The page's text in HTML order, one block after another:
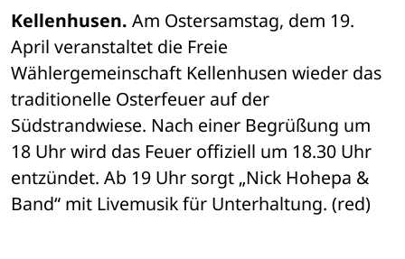
Kellenhusen. Am Ostersamstag, dem 19.
April veranstaltet die Freie
Wählergemeinschaft Kellenhusen wieder das
traditionelle Osterfeuer auf der
Südstrandwiese. Nach einer Begrüßung um
18 Uhr wird das Feuer offiziell um 18.30 Uhr
entzündet. Ab 19 Uhr sorgt „Nick Hohepa &
Band“ mit Livemusik für Unterhaltung. (red)